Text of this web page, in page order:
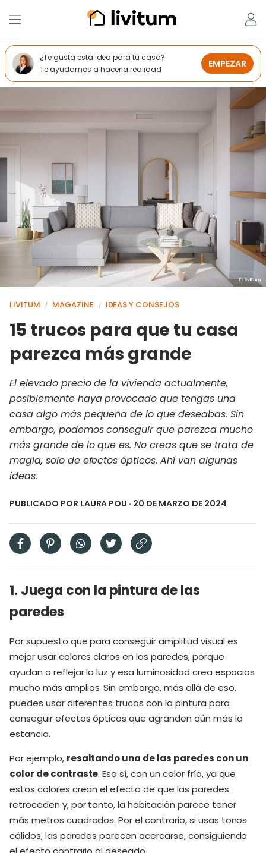
LIVITUM / MAGAZINE / IDEAS Y CONSEJOS
15 trucos para que tu casa
parezca más grande
El elevado precio de la vivienda actualmente,
posiblemente haya provocado que tengas una
casa algo más pequeña de lo que deseabas. Sin
embargo, podemos conseguir que parezca mucho
más grande de lo que es. No creas que se trata de
magia, solo de efectos ópticos. Ahí van algunas
ideas.
PUBLICADO POR LAURA POU · 20 DE MARZO DE 2024
1. Juega con la pintura de las
paredes
Por supuesto que para conseguir amplitud visual es
mejor usar colores claros en las paredes, porque
ayudan a reflejar la luz y esa luminosidad crea espacios
mucho más amplios. Sin embargo, más allá de eso,
puedes usar diferentes trucos con la pintura para
conseguir efectos ópticos que agranden aún más la
estancia.
Por ejemplo, resaltando una de las paredes con un
color de contraste. Eso sí, con un color frío, ya que
estos colores crean el efecto de que las paredes
retroceden y, por tanto, la habitación parece tener
más metros cuadrados. Por el contrario, si usas tonos
cálidos, las paredes parecen acercarse, consiguiendo
¿Te gusta esta idea para tu casa?
Te ayudamos a hacerla realidad
EMPEZAR